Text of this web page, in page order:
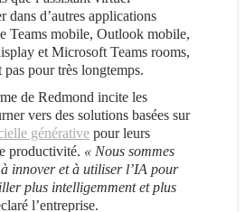
dans d’autres applications
Teams mobile, Outlook mobile,
et Microsoft Teams rooms,
pour très longtemps.
de Redmond incite les
vers des solutions basées sur
générativepour leurs
productivité. « Nous sommes
innover et à utiliser l’IA pour
plus intelligemment et plus
l’entreprise.